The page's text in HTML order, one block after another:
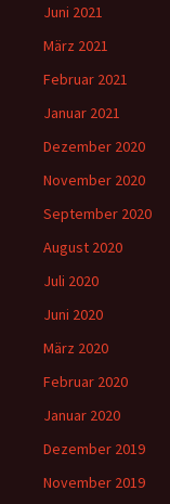
Juni 2021
März 2021
Februar 2021
Januar 2021
Dezember 2020
November 2020
September 2020
August 2020
Juli 2020
Juni 2020
März 2020
Februar 2020
Januar 2020
Dezember 2019
November 2019